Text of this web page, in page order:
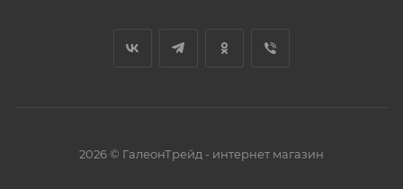
2026 © ГалеонТрейд - интернет магазин